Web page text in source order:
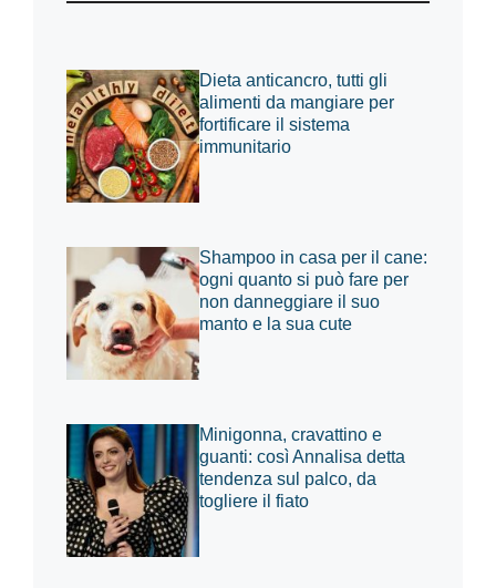
Dieta anticancro, tutti gli
alimenti da mangiare per
fortificare il sistema
immunitario
Shampoo in casa per il cane:
ogni quanto si può fare per
non danneggiare il suo
manto e la sua cute
Minigonna, cravattino e
guanti: così Annalisa detta
tendenza sul palco, da
togliere il fiato